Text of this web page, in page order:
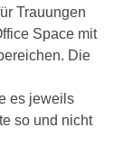
Trauungen
Space mit
Die
es jeweils
so und nicht